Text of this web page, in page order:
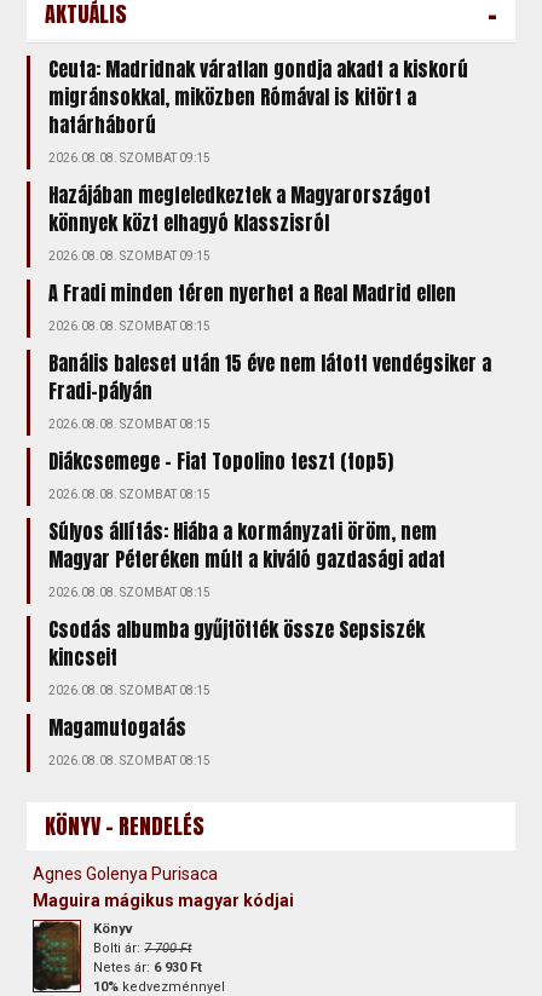
AKTUÁLIS -
Ceuta: Madridnak váratlan gondja akadt a kiskorú
migránsokkal, miközben Rómával is kitört a
határháború
2026.08.08. SZOMBAT 09:15
Hazájában megfeledkeztek a Magyarországot
könnyek közt elhagyó klasszisról
2026.08.08. SZOMBAT 09:15
A Fradi minden téren nyerhet a Real Madrid ellen
2026.08.08. SZOMBAT 08:15
Banális baleset után 15 éve nem látott vendégsiker a
Fradi-pályán
2026.08.08. SZOMBAT 08:15
Diákcsemege – Fiat Topolino teszt (top5)
2026.08.08. SZOMBAT 08:15
Súlyos állítás: Hiába a kormányzati öröm, nem
Magyar Péteréken múlt a kiváló gazdasági adat
2026.08.08. SZOMBAT 08:15
Csodás albumba gyűjtötték össze Sepsiszék
kincseit
2026.08.08. SZOMBAT 08:15
Magamutogatás
2026.08.08. SZOMBAT 08:15
KÖNYV - RENDELÉS
Agnes Golenya Purisaca
Maguira mágikus magyar kódjai
Könyv
Bolti ár:7 700 Ft
Netes ár: 6 930 Ft
10% kedvezménnyel